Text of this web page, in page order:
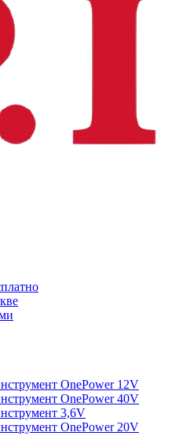
OnePower 12V
OnePower 40V
3,6V
OnePower 20V